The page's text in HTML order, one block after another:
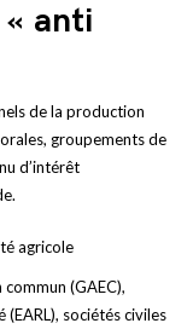
« anti
de la production
groupements de
d’intérêt
agricole
(GAEC),
sociétés civiles